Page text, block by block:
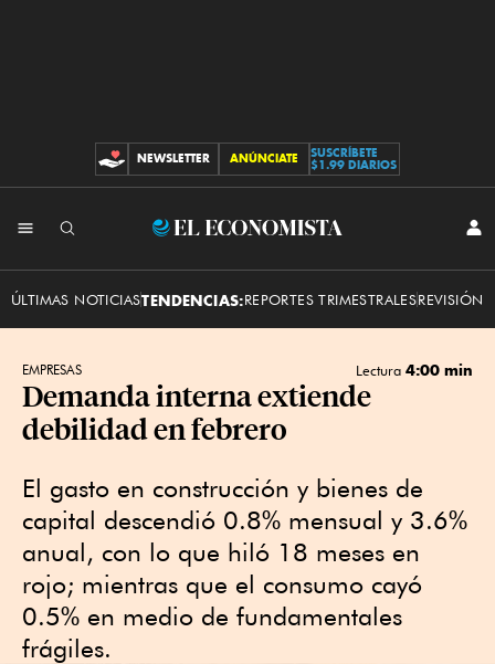
CONTRIBUCIONES
NEWSLETTER ANÚNCIATE
SUSCRÍBETE
$1.99 DIARIOS
El
ÚLTIMAS NOTICIASTENDENCIAS:REPORTES TRIMESTRALESREVISIÓN
EMPRESAS Lectura 4:00 min
Demanda interna extiende
debilidad en febrero
El gasto en construcción y bienes de
capital descendió 0.8% mensual y 3.6%
anual, con lo que hiló 18 meses en
rojo; mientras que el consumo cayó
0.5% en medio de fundamentales
frágiles.